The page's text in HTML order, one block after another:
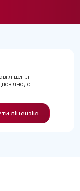
ліцензії
до
ліцензію